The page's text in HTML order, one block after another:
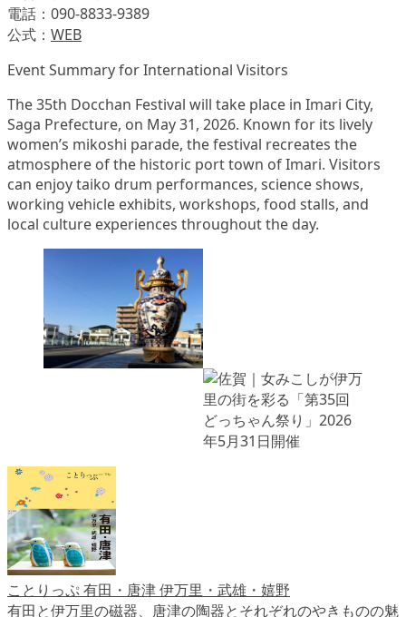
電話：090-8833-9389
公式： WEB
Event Summary for International Visitors
The 35th Docchan Festival will take place in Imari City,
Saga Prefecture, on May 31, 2026. Known for its lively
women’s mikoshi parade, the festival recreates the
atmosphere of the historic port town of Imari. Visitors
can enjoy taiko drum performances, science shows,
working vehicle exhibits, workshops, food stalls, and
local culture experiences throughout the day.
ことりっぷ 有田・唐津 伊万里・武雄・嬉野
有田と伊万里の磁器、唐津の陶器とそれぞれのやきものの魅